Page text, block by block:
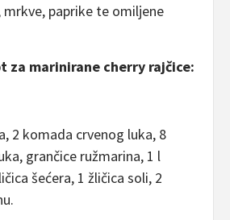
mrkve, paprike te omiljene
za marinirane cherry rajčice:
2 komada crvenog luka, 8
grančice ružmarina, 1 l
šećera, 1 žličica soli, 2